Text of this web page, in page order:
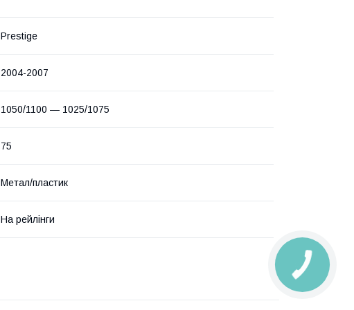
Prestige
2004-2007
1050/1100 — 1025/1075
75
Метал/пластик
На рейлінги